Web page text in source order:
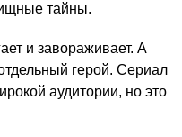
тайны.
и завораживает. А
герой. Сериал
аудитории, но это